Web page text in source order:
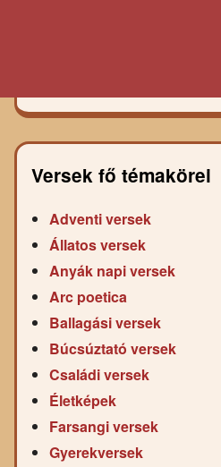
Versek fő témakörei
Adventi versek
Állatos versek
Anyák napi versek
Arc poetica
Ballagási versek
Búcsúztató versek
Családi versek
Életképek
Farsangi versek
Gyerekversek